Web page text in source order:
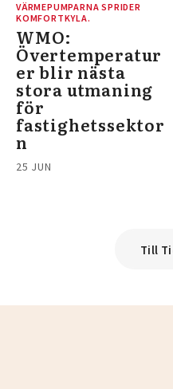
VÄRMEPUMPARNA SPRIDER
KOMFORTKYLA.
WMO:
Övertemperatur
er blir nästa
stora utmaning
för
fastighetssektor
n
25 JUN
Till